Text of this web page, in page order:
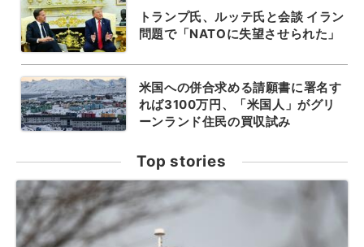
トランプ氏、ルッテ氏と会談 イラン
問題で「NATOに失望させられた」
米国への併合求める請願書に署名す
れば3100万円、「米国人」がグリ
ーンランド住民の買収試み
Top stories